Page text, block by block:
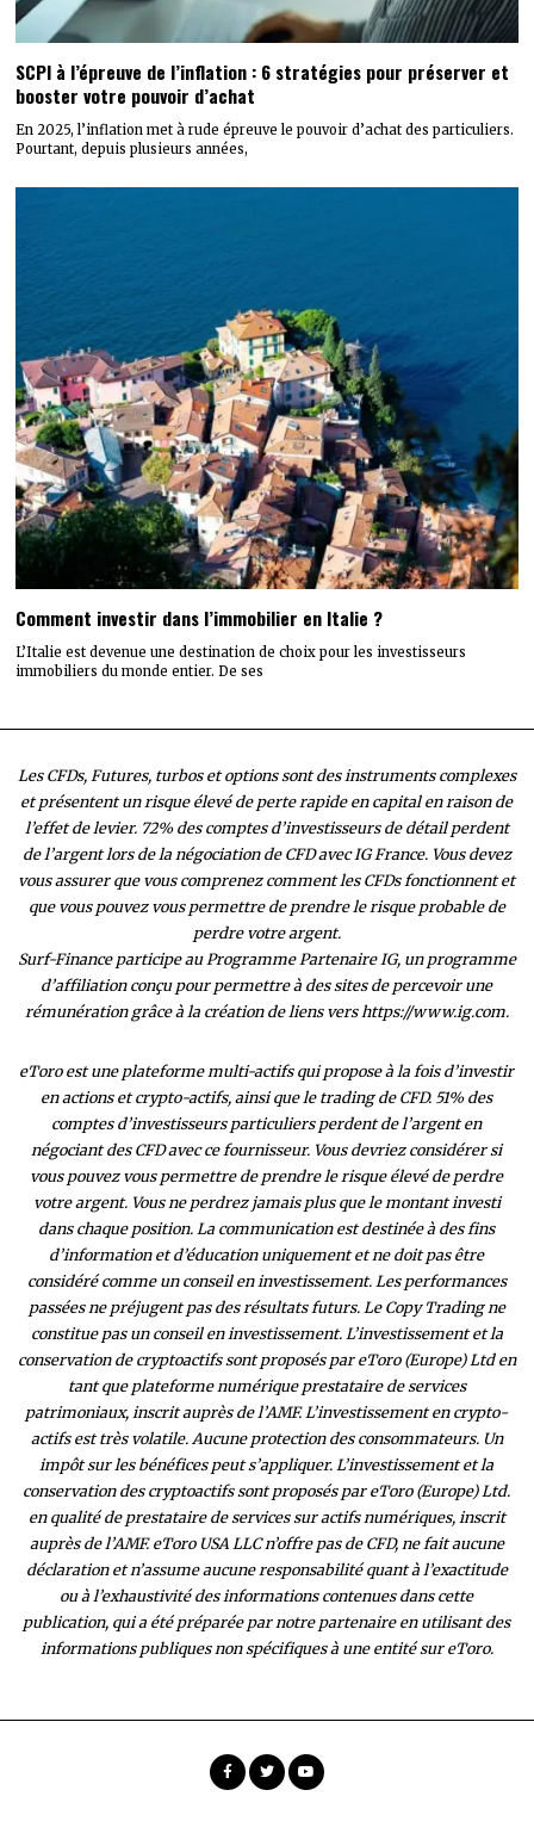
SCPI à l’épreuve de l’inflation : 6 stratégies pour préserver et
booster votre pouvoir d’achat
En 2025, l’inflation met à rude épreuve le pouvoir d’achat des particuliers.
Pourtant, depuis plusieurs années,
Comment investir dans l’immobilier en Italie ?
L’Italie est devenue une destination de choix pour les investisseurs
immobiliers du monde entier. De ses
Les CFDs, Futures, turbos et options sont des instruments complexes
et présentent un risque élevé de perte rapide en capital en raison de
l’effet de levier. 72% des comptes d’investisseurs de détail perdent
de l’argent lors de la négociation de CFD avec IG France. Vous devez
vous assurer que vous comprenez comment les CFDs fonctionnent et
que vous pouvez vous permettre de prendre le risque probable de
perdre votre argent.
Surf-Finance participe au Programme Partenaire IG, un programme
d’affiliation conçu pour permettre à des sites de percevoir une
rémunération grâce à la création de liens vers https://www.ig.com.
eToro est une plateforme multi-actifs qui propose à la fois d’investir
en actions et crypto-actifs, ainsi que le trading de CFD. 51% des
comptes d’investisseurs particuliers perdent de l’argent en
négociant des CFD avec ce fournisseur. Vous devriez considérer si
vous pouvez vous permettre de prendre le risque élevé de perdre
votre argent. Vous ne perdrez jamais plus que le montant investi
dans chaque position. La communication est destinée à des fins
d’information et d’éducation uniquement et ne doit pas être
considéré comme un conseil en investissement. Les performances
passées ne préjugent pas des résultats futurs. Le Copy Trading ne
constitue pas un conseil en investissement. L’investissement et la
conservation de cryptoactifs sont proposés par eToro (Europe) Ltd en
tant que plateforme numérique prestataire de services
patrimoniaux, inscrit auprès de l’AMF. L’investissement en crypto-
actifs est très volatile. Aucune protection des consommateurs. Un
impôt sur les bénéfices peut s’appliquer. L’investissement et la
conservation des cryptoactifs sont proposés par eToro (Europe) Ltd.
en qualité de prestataire de services sur actifs numériques, inscrit
auprès de l’AMF. eToro USA LLC n’offre pas de CFD, ne fait aucune
déclaration et n’assume aucune responsabilité quant à l’exactitude
ou à l’exhaustivité des informations contenues dans cette
publication, qui a été préparée par notre partenaire en utilisant des
informations publiques non spécifiques à une entité sur eToro.